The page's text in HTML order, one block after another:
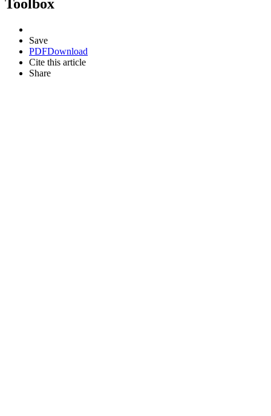
Toolbox
Save
PDFDownload
Cite this article
Share